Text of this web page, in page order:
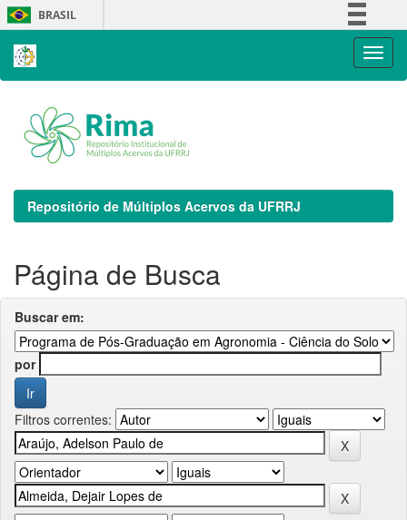
Skip
navigation
BRASIL
Repositório de Múltiplos Acervos da UFRRJ
Página de Busca
Buscar em:
por
Filtros correntes: